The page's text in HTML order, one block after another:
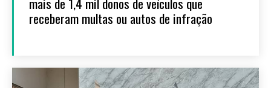
receberam multas ou autos de infração